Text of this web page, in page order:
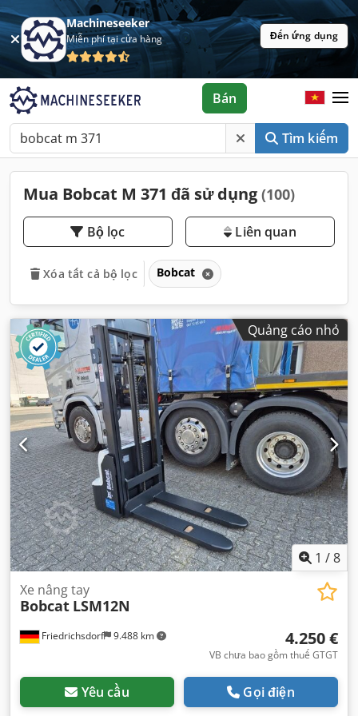
Machineseeker
Miễn phí tại cửa hàng Đến ứng dụng
Tìm kiếm
Bán
Mua Bobcat M 371 đã sử dụng (100)
Bộ lọc Liên quan
Xóa tất cả bộ lọc Bobcat
Quảng cáo nhỏ
1 /8
Friedrichsdorf 9.488 km
Xe nâng tay
Bobcat LSM12N
4.250 €
VB chưa bao gồm thuế GTGT
Yêu cầu Gọi điện